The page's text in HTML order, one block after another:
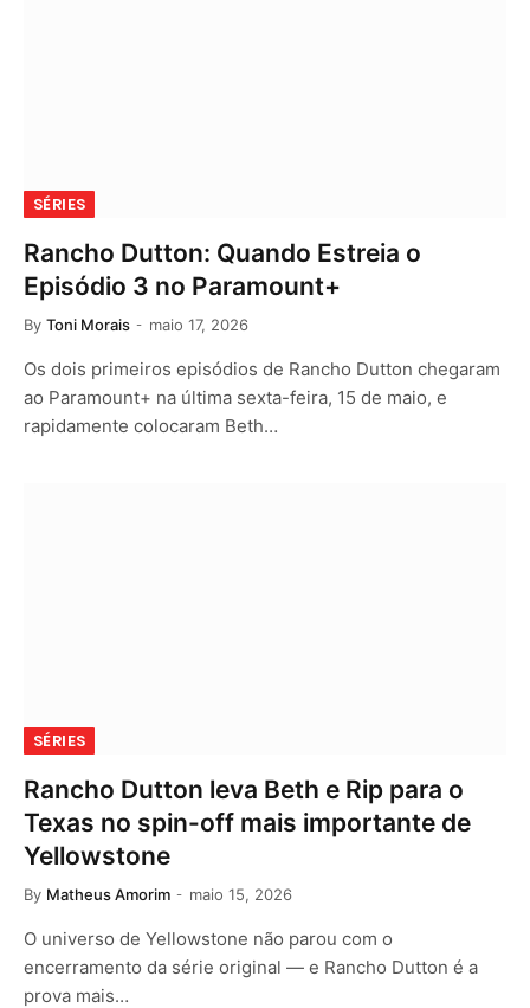
SÉRIES
Rancho Dutton: Quando Estreia o
Episódio 3 no Paramount+
By Toni Morais maio 17, 2026
Os dois primeiros episódios de Rancho Dutton chegaram
ao Paramount+ na última sexta-feira, 15 de maio, e
rapidamente colocaram Beth…
SÉRIES
Rancho Dutton leva Beth e Rip para o
Texas no spin-off mais importante de
Yellowstone
By Matheus Amorim maio 15, 2026
O universo de Yellowstone não parou com o
encerramento da série original — e Rancho Dutton é a
prova mais…